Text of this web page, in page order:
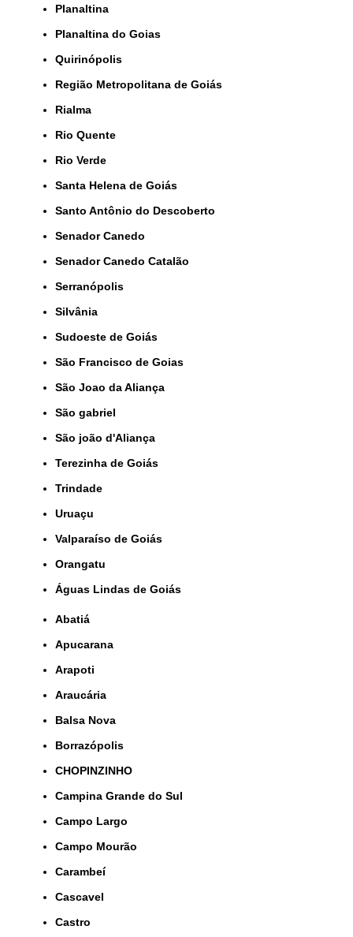
Planaltina
Planaltina do Goias
Quirinópolis
Região Metropolitana de Goiás
Rialma
Rio Quente
Rio Verde
Santa Helena de Goiás
Santo Antônio do Descoberto
Senador Canedo
Senador Canedo Catalão
Serranópolis
Silvânia
Sudoeste de Goiás
São Francisco de Goias
São Joao da Aliança
São gabriel
São joão d'Aliança
Terezinha de Goiás
Trindade
Uruaçu
Valparaíso de Goiás
orangatu
Águas Lindas de Goiás
Abatiá
Apucarana
Arapoti
Araucária
Balsa Nova
Borrazópolis
CHOPINZINHO
Campina Grande do Sul
Campo Largo
Campo Mourão
Carambeí
Cascavel
Castro